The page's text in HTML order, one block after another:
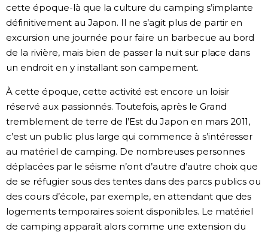
cette époque-là que la culture du camping s’implante
définitivement au Japon. Il ne s’agit plus de partir en
excursion une journée pour faire un barbecue au bord
de la rivière, mais bien de passer la nuit sur place dans
un endroit en y installant son campement.
À cette époque, cette activité est encore un loisir
réservé aux passionnés. Toutefois, après le Grand
tremblement de terre de l’Est du Japon en mars 2011,
c’est un public plus large qui commence à s’intéresser
au matériel de camping. De nombreuses personnes
déplacées par le séisme n’ont d’autre d’autre choix que
de se réfugier sous des tentes dans des parcs publics ou
des cours d’école, par exemple, en attendant que des
logements temporaires soient disponibles. Le matériel
de camping apparaît alors comme une extension du